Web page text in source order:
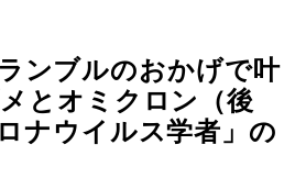
ンブルのおかげで叶
とオミクロン（後
ナウイルス学者」の